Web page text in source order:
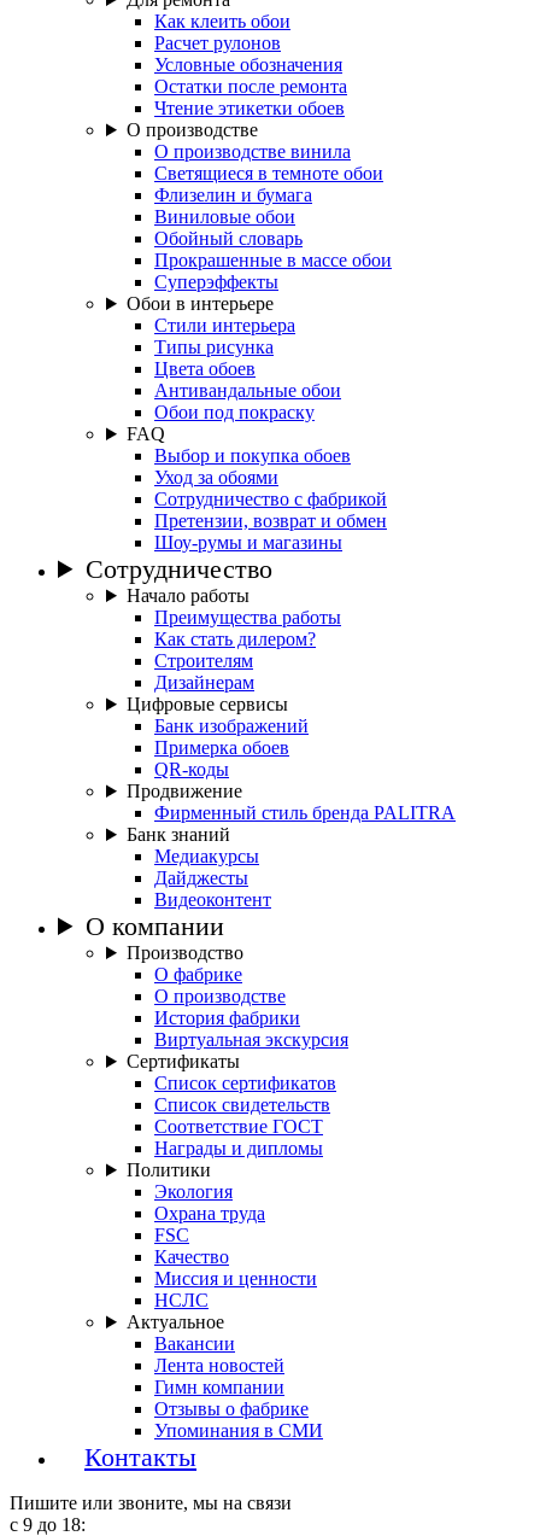
Как клеить обои
Расчет рулонов
Условные обозначения
Остатки после ремонта
Чтение этикетки обоев
О производстве
О производстве винила
Светящиеся в темноте обои
Флизелин и бумага
Виниловые обои
Обойный словарь
Прокрашенные в массе обои
Суперэффекты
Обои в интерьере
Стили интерьера
Типы рисунка
Цвета обоев
Антивандальные обои
Обои под покраску
FAQ
Выбор и покупка обоев
Уход за обоями
Сотрудничество с фабрикой
Претензии, возврат и обмен
Шоу-румы и магазины
Сотрудничество
Начало работы
Преимущества работы
Как стать дилером?
Строителям
Дизайнерам
Цифровые сервисы
Банк изображений
Примерка обоев
QR-коды
Продвижение
Фирменный стиль бренда PALITRA
Банк знаний
Медиакурсы
Дайджесты
Видеоконтент
О компании
Производство
О фабрике
О производстве
История фабрики
Виртуальная экскурсия
Сертификаты
Список сертификатов
Список свидетельств
Соответствие ГОСТ
Награды и дипломы
Политики
Экология
Охрана труда
FSC
Качество
Миссия и ценности
НСЛС
Актуальное
Вакансии
Лента новостей
Гимн компании
Отзывы о фабрике
Упоминания в СМИ
Контакты
Пишите или звоните, мы на связи
с 9 до 18: